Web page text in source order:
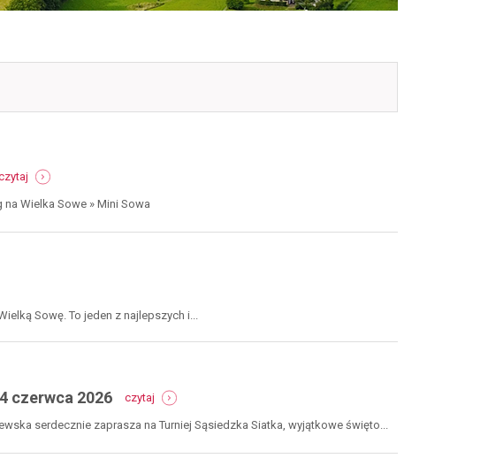
mini
sowa
bieg
Wielka Sowe » Mini Sowa
Sowę. To jeden z najlepszych i...
czerwca 2026 czytaj
sąsiedzka
siatka,
14
serdecznie zaprasza na Turniej Sąsiedzka Siatka, wyjątkowe święto...